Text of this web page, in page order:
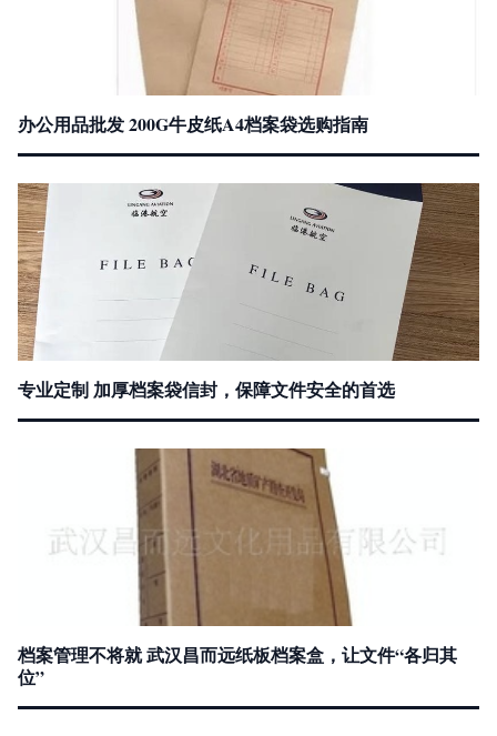
办公用品批发 200G牛皮纸A4档案袋选购指南
专业定制 加厚档案袋信封，保障文件安全的首选
档案管理不将就 武汉昌而远纸板档案盒，让文件“各归其
位”